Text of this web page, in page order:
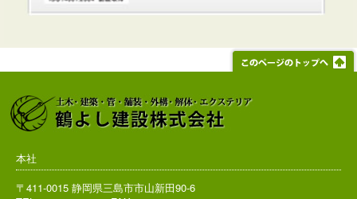
本社
〒411-0015 静岡県三島市市山新田90-6